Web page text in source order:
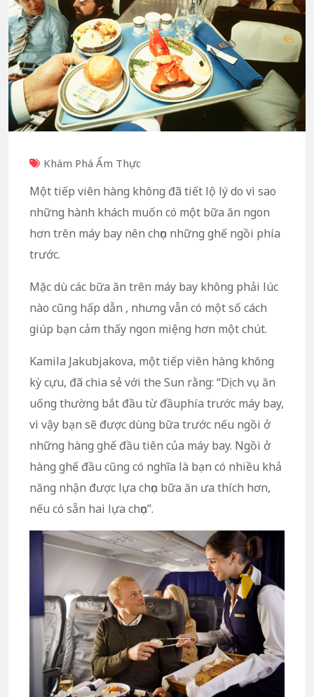
Khám Phá Ẩm Thực
Một tiếp viên hàng không đã tiết lộ lý do vì sao
những hành khách muốn có một bữa ăn ngon
hơn trên máy bay nên chọn những ghế ngồi phía
trước.
Mặc dù các bữa ăn trên máy bay không phải lúc
nào cũng hấp dẫn , nhưng vẫn có một số cách
giúp bạn cảm thấy ngon miệng hơn một chút.
Kamila Jakubjakova, một tiếp viên hàng không
kỳ cựu, đã chia sẻ với the Sun rằng: “Dịch vụ ăn
uống thường bắt đầu từ đầuphía trước máy bay,
vì vậy bạn sẽ được dùng bữa trước nếu ngồi ở
những hàng ghế đầu tiên của máy bay. Ngồi ở
hàng ghế đầu cũng có nghĩa là bạn có nhiều khả
năng nhận được lựa chọn bữa ăn ưa thích hơn,
nếu có sẵn hai lựa chọn”.